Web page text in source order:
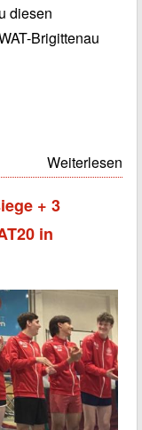
diesen
Brigittenau
Weiterlesen
+ 3
in